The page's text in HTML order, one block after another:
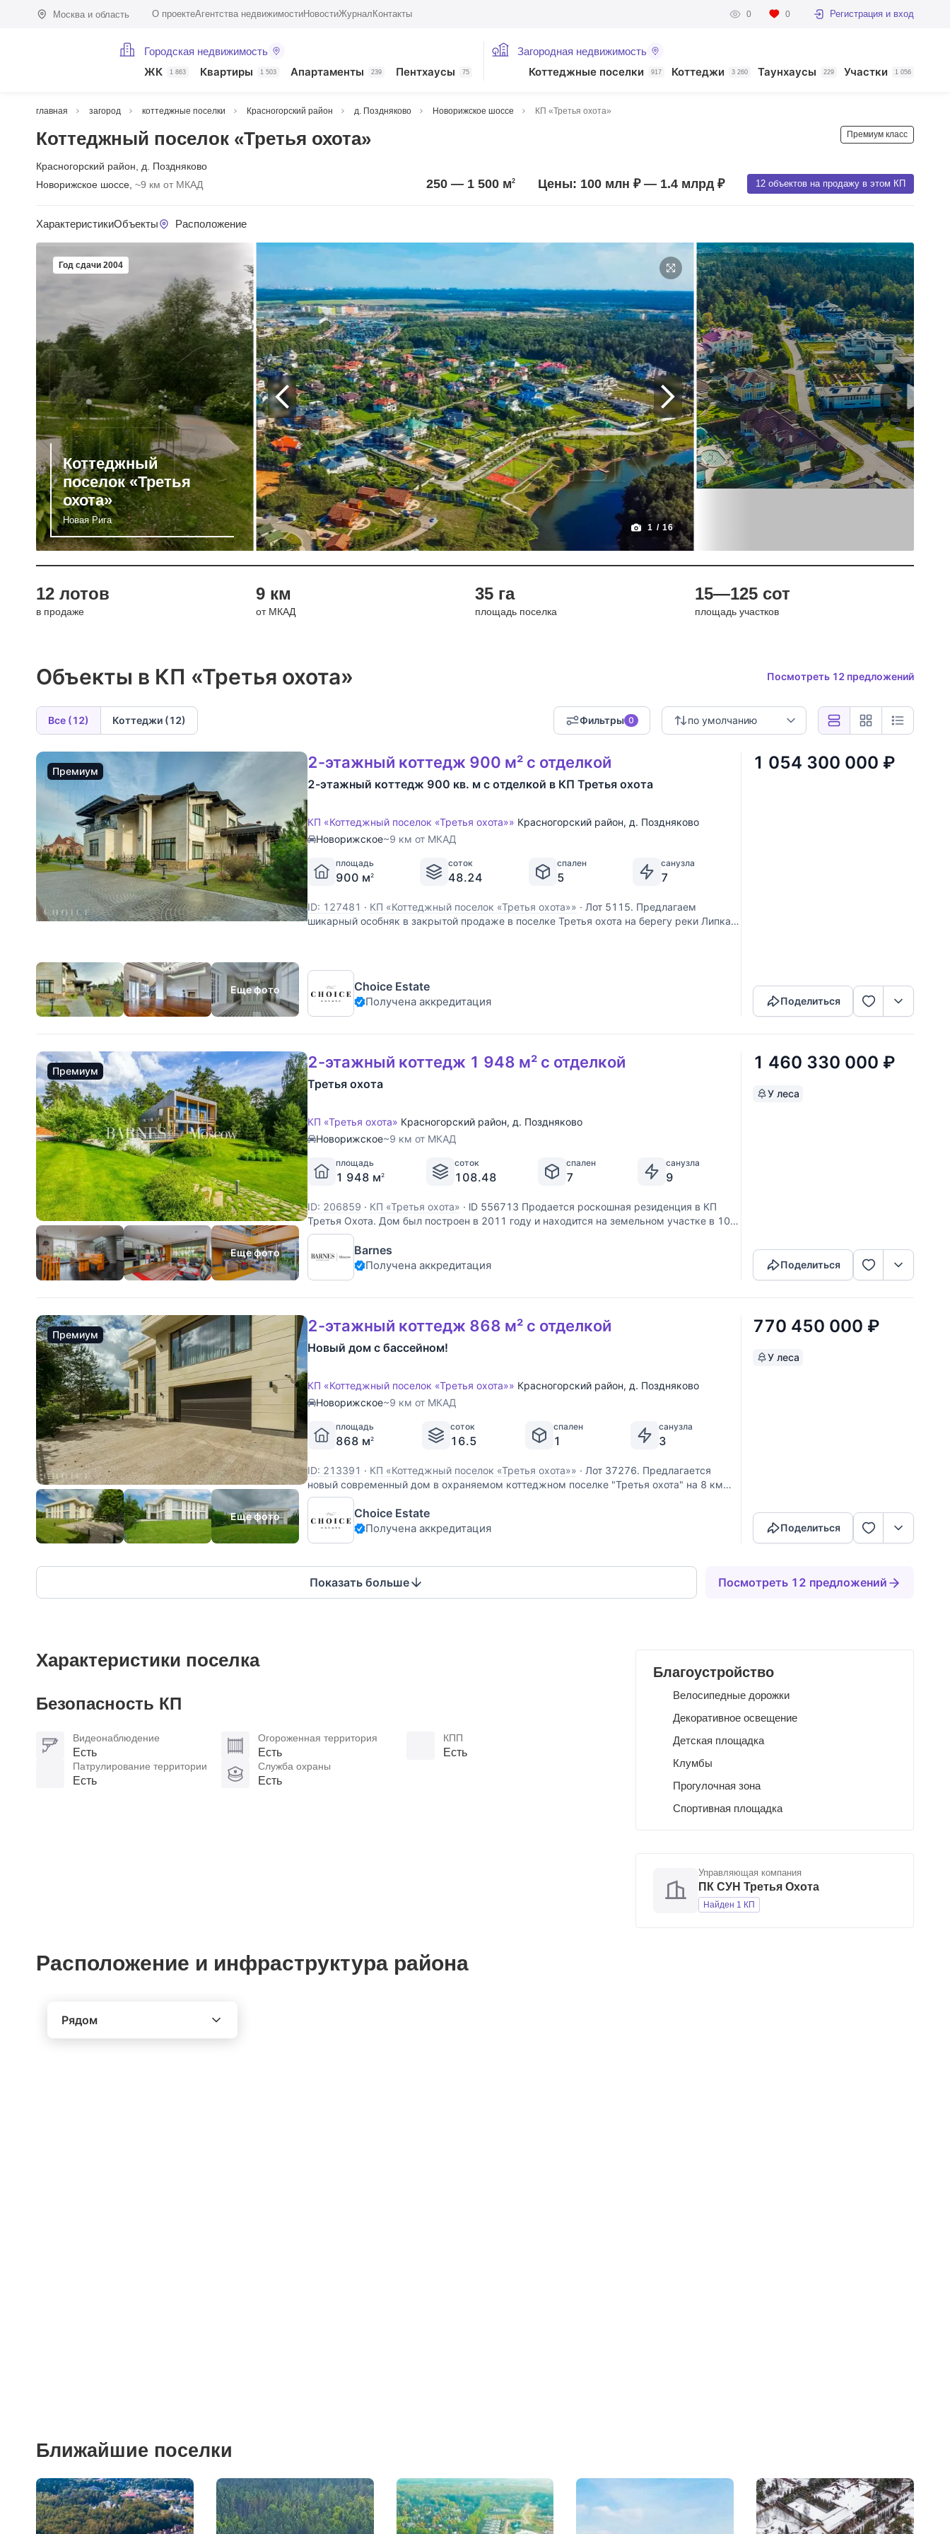
Москва и область О проектеАгентства недвижимостиНовостиЖурнал Контакты 0 0 Регистрация и вход
Городская недвижимость
ЖК 1 863 Квартиры 1 503 Апартаменты 239 Пентхаусы 75
Загородная недвижимость
Коттеджные поселки 917 Коттеджи 3 260 Таунхаусы 229 Участки 1 056
главная загород коттеджные поселки Красногорский район д. Поздняково Новорижское шоссе КП «Третья охота»
Премиум класс
Коттеджный поселок «Третья охота»
Красногорский район
д. Поздняково
Новорижское шоссе, ~9 км от МКАД 12 объектов на продажу в этом КП
Цены: 100 млн ₽ — 1.4 млрд ₽
250 — 1 500 м2
ХарактеристикиОбъекты Расположение
Год сдачи 2004
1 / 16
Коттеджный
поселок «Третья
охота»
Новая Рига
12 лотов
в продаже
9 км
от МКАД
35 га
площадь поселка
15—125 сот
площадь участков
Объекты в КП «Третья охота» Посмотреть 12 предложений
Все (12) Коттеджи (12) Фильтры 0 по умолчанию
Премиум
Еще фото
2-этажный коттедж 900 м² с отделкой
2-этажный коттедж 900 кв. м с отделкой в КП Третья охота
КП «Коттеджный поселок «Третья охота»» Красногорский район, д. Поздняково
Новорижское~9 км от МКАД
площадь
900 м2
соток
48.24
спален
5
санузла
7
ID: 127481 · КП «Коттеджный поселок «Третья охота»» · Лот 5115. Предлагаем
шикарный особняк в закрытой продаже в поселке Третья охота на берегу реки Липка
Choice Estate
Получена аккредитация
1 054 300 000 ₽
Поделиться
Премиум
Еще фото
2-этажный коттедж 1 948 м² с отделкой
Третья охота
КП «Третья охота» Красногорский район, д. Поздняково
Новорижское~9 км от МКАД
площадь
1 948 м2
соток
108.48
спален
7
санузла
9
ID: 206859 · КП «Третья охота» · lD 556713 Продается роскошная резиденция в КП
Третья Охота. Дом был построен в 2011 году и находится на земельном участке в 108
соток. Общая площадь зданий составляет 2000 кв.м. На участке находится четыре
строения с выходом в сосновый лес и на
Barnes
Получена аккредитация
1 460 330 000 ₽
У леса
Поделиться
Премиум
Еще фото
2-этажный коттедж 868 м² с отделкой
Новый дом с бассейном!
КП «Коттеджный поселок «Третья охота»» Красногорский район, д. Поздняково
Новорижское~9 км от МКАД
площадь
868 м2
соток
16.5
спален
1
санузла
3
ID: 213391 · КП «Коттеджный поселок «Третья охота»» · Лот 37276. Предлагается
новый современный дом в охраняемом коттеджном поселке "Третья охота" на 8 км
Новорижского шоссе. В доме выполнена вся внутренняя отделка, все коммуникации и
инженерные системы заведены в дом и функционируют. Дом расположен в
Choice Estate
Получена аккредитация
770 450 000 ₽
У леса
Поделиться
Показать больше Посмотреть 12 предложений
Характеристики поселка
Безопасность КП
Видеонаблюдение
Есть
Огороженная территория
Есть
КПП
Есть
Патрулирование территории
Есть
Служба охраны
Есть
Благоустройство
Велосипедные дорожки
Декоративное освещение
Детская площадка
Клумбы
Прогулочная зона
Спортивная площадка
Управляющая компания
ПК СУН Третья Охота
Найден 1 КП
Расположение и инфраструктура района
Рядом
Ближайшие поселки